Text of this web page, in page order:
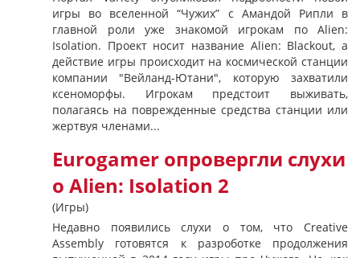
игры во вселенной “Чужих” с Амандой Рипли в
главной роли уже знакомой игрокам по Alien:
Isolation. Проект носит название Alien: Blackout, а
действие игры происходит на космической станции
компании "Вейланд-Ютани", которую захватили
ксеноморфы. Игрокам предстоит выживать,
полагаясь на поврежденные средства станции или
жертвуя членами...
Eurogamer опровергли слухи
о Alien: Isolation 2
(Игры)
Недавно появились слухи о том, что Creative
Assembly готовятся к разроботке продолжения